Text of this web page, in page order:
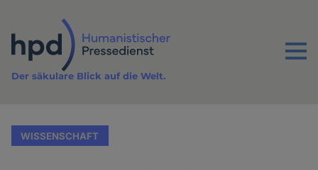
Inhalt
Menu
Der säkulare Blick auf die Welt.
WISSENSCHAFT